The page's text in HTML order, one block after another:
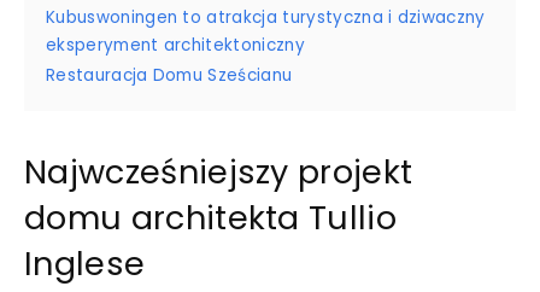
Kubuswoningen to atrakcja turystyczna i dziwaczny
eksperyment architektoniczny
Restauracja Domu Sześcianu
Najwcześniejszy projekt
domu architekta Tullio
Inglese